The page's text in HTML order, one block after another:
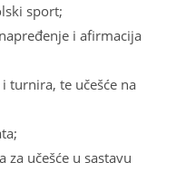
sport;
i afirmacija
turnira, te učešće na
za učešće u sastavu